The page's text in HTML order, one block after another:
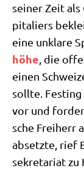
sei­ner Zeit
pi­ta­liers
eine unkla­re
hö­he , die
einen
soll­te.
vor und
sche Frei­herr
absetz­te, rief
se­kre­ta­ri­at